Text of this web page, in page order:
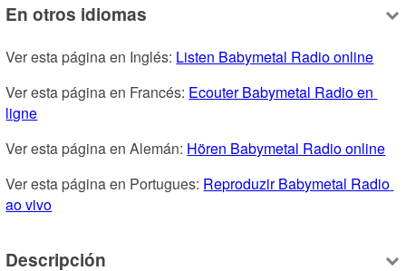
En otros idiomas
Ver esta página en Inglés: Listen Babymetal Radio online
Ver esta página en Francés: Ecouter Babymetal Radio en
ligne
Ver esta página en Alemán: Hören Babymetal Radio online
Ver esta página en Portugues: Reproduzir Babymetal Radio
ao vivo
Descripción